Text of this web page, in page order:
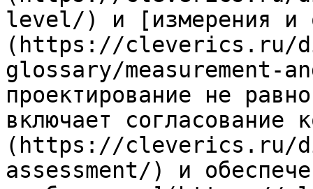
level/) и [измерения и
(https://cleverics.ru/
glossary/measurement-
проектирование не
включает согласование
(https://cleverics.ru/
assessment/) и